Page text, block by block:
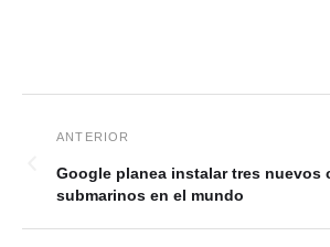
Google planea instalar tres nuevos
submarinos en el mundo